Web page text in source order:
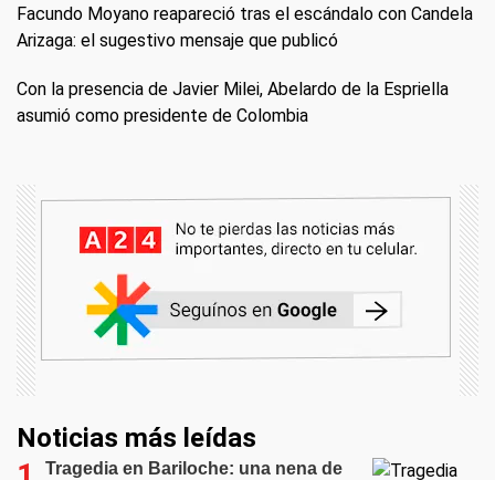
Facundo Moyano reapareció tras el escándalo con Candela
Arizaga: el sugestivo mensaje que publicó
Con la presencia de Javier Milei, Abelardo de la Espriella
asumió como presidente de Colombia
Noticias más leídas
Tragedia en Bariloche: una nena de